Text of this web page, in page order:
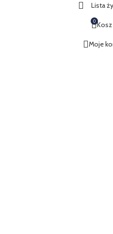
Lista
0 Kosz
Moje